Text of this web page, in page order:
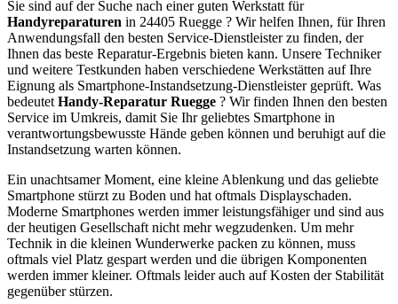
Sie sind auf der Suche nach einer guten Werkstatt für
Handyreparaturen in 24405 Ruegge ? Wir helfen Ihnen, für Ihren
Anwendungsfall den besten Service-Dienstleister zu finden, der
Ihnen das beste Reparatur-Ergebnis bieten kann. Unsere Techniker
und weitere Testkunden haben verschiedene Werkstätten auf Ihre
Eignung als Smartphone-Instandsetzung-Dienstleister geprüft. Was
bedeutet Handy-Reparatur Ruegge ? Wir finden Ihnen den besten
Service im Umkreis, damit Sie Ihr geliebtes Smartphone in
verantwortungsbewusste Hände geben können und beruhigt auf die
Instandsetzung warten können.
Ein unachtsamer Moment, eine kleine Ablenkung und das geliebte
Smartphone stürzt zu Boden und hat oftmals Displayschaden.
Moderne Smartphones werden immer leistungsfähiger und sind aus
der heutigen Gesellschaft nicht mehr wegzudenken. Um mehr
Technik in die kleinen Wunderwerke packen zu können, muss
oftmals viel Platz gespart werden und die übrigen Komponenten
werden immer kleiner. Oftmals leider auch auf Kosten der Stabilität
gegenüber stürzen.